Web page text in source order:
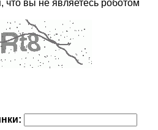
что вы не являетесь роботом